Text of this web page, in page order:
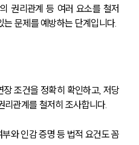
권리관계 등 여러 요소를 철저
문제를 예방하는 단계입니다.
조건을 정확히 확인하고, 저당
관계를 철저히 조사합니다.
와 인감 증명 등 법적 요건도 꼼